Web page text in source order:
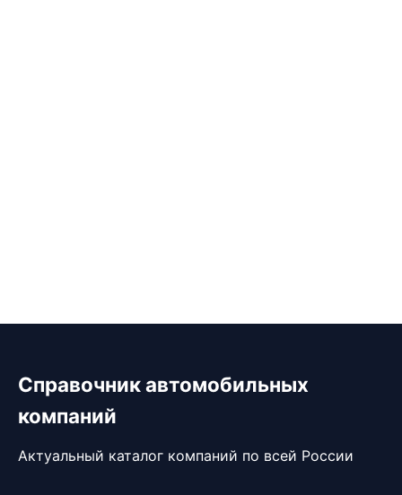
Справочник автомобильных
компаний
Актуальный каталог компаний по всей России